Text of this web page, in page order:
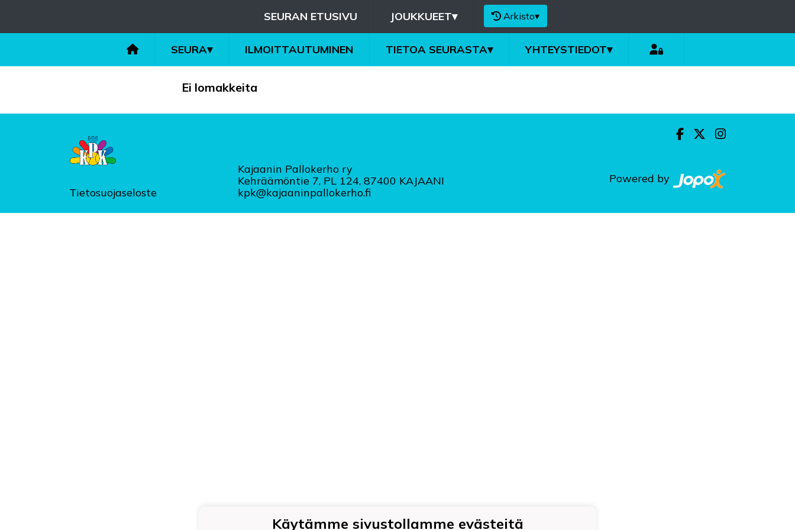
SEURAN ETUSIVU JOUKKUEET▾ Arkisto▾
SEURA▾ ILMOITTAUTUMINEN TIETOA SEURASTA▾ YHTEYSTIEDOT▾
Ei lomakkeita
Tietosuojaseloste
Kajaanin Pallokerho ry
Kehräämöntie 7, PL 124, 87400 KAJAANI
kpk@kajaaninpallokerho.fi
Powered by
Käytämme sivustollamme evästeitä